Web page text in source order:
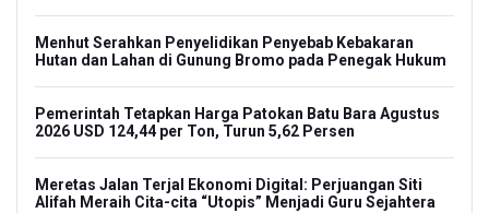
Menhut Serahkan Penyelidikan Penyebab Kebakaran
Hutan dan Lahan di Gunung Bromo pada Penegak Hukum
Pemerintah Tetapkan Harga Patokan Batu Bara Agustus
2026 USD 124,44 per Ton, Turun 5,62 Persen
Meretas Jalan Terjal Ekonomi Digital: Perjuangan Siti
Alifah Meraih Cita-cita “Utopis” Menjadi Guru Sejahtera